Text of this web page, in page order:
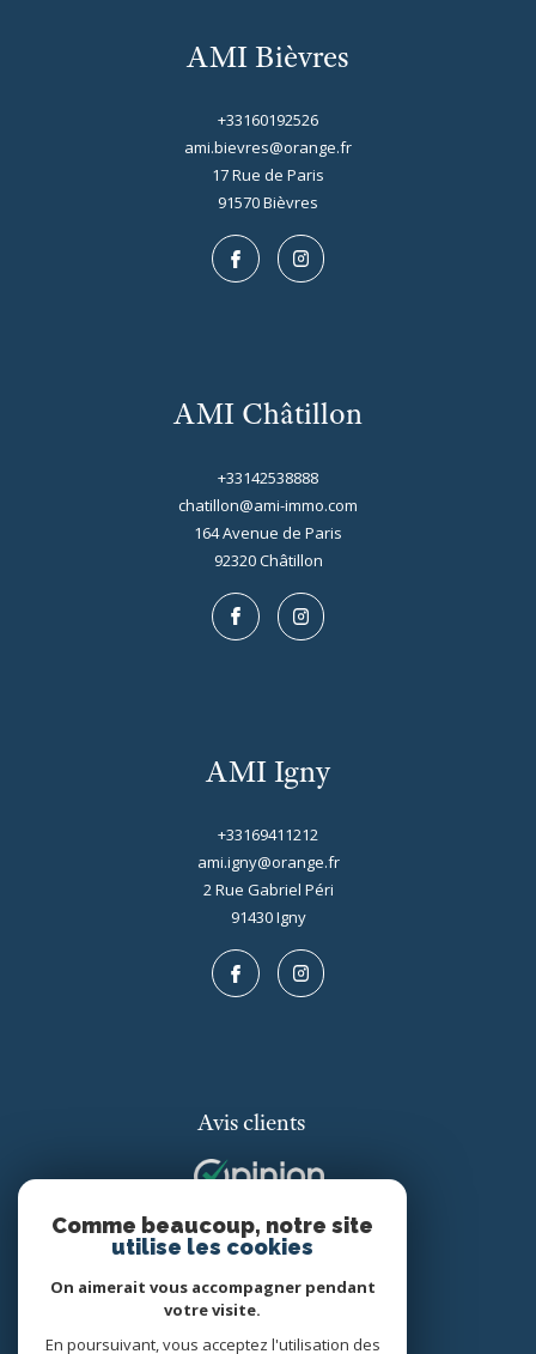
AMI Bièvres
+33160192526
ami.bievres@orange.fr
17 Rue de Paris
91570
bièvres
AMI Châtillon
+33142538888
chatillon@ami-immo.com
164 Avenue de Paris
92320 châtillon
AMI Igny
+33169411212
ami.igny@orange.fr
2 Rue Gabriel Péri
91430 igny
Avis clients
Adhérents
Comme beaucoup, notre site
utilise les cookies
On aimerait vous accompagner pendant
votre visite.
En poursuivant, vous acceptez l'utilisation des